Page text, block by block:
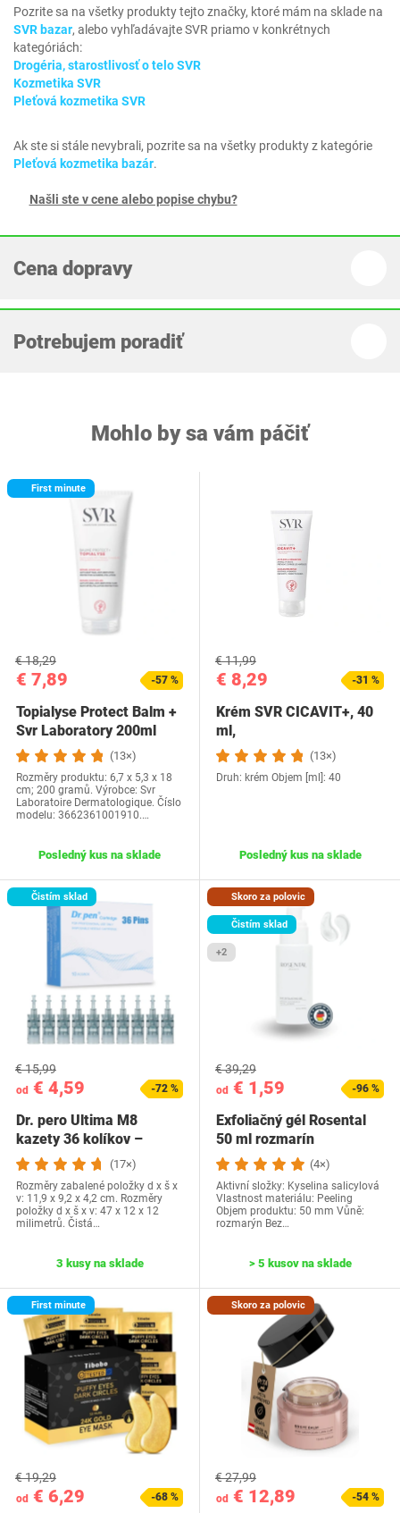
Pozrite sa na všetky produkty tejto značky, ktoré mám na sklade na
SVR bazar, alebo vyhľadávajte SVR priamo v konkrétnych
kategóriách:
Drogéria, starostlivosť o telo SVR
Kozmetika SVR
Pleťová kozmetika SVR
Ak ste si stále nevybrali, pozrite sa na všetky produkty z kategórie
Pleťová kozmetika bazár.
Našli ste v cene alebo popise chybu?
Cena dopravy
Potrebujem poradiť
Mohlo by sa vám páčiť
First minute
€ 7,89
€ 18,29
-57 %
Topialyse Protect Balm +
Svr Laboratory 200ml
72g (1.…
(13×)
Rozměry produktu: 6,7 x 5,3 x 18
cm; 200 gramů. Výrobce: Svr
Laboratoire Dermatologique. Číslo
modelu: 3662361001910.…
Posledný kus na sklade
€ 8,29
€ 11,99
-31 %
Krém SVR CICAVIT+, 40
ml,
(13×)
Druh: krém Objem [ml]: 40
Posledný kus na sklade
Čistím sklad
od € 4,59
€ 15,99
-72 %
Dr. pero Ultima M8
kazety 36 kolíkov –
balenie po 10 ks pre…
(17×)
Rozměry zabalené položky d x š x
v: 11,9 x 9,2 x 4,2 cm. Rozměry
položky d x š x v: 47 x 12 x 12
milimetrů. Čistá…
3 kusy na sklade
Skoro za polovic
Čistím sklad
+2
od € 1,59
€ 39,29
-96 %
Exfoliačný gél Rosental
50 ml rozmarín
(4×)
Aktivní složky: Kyselina salicylová
Vlastnost materiálu: Peeling
Objem produktu: 50 mm Vůně:
rozmarýn Bez…
> 5 kusov na sklade
First minute
od € 6,29
€ 19,29
-68 %
Skoro za polovic
od € 12,89
€ 27,99
-54 %